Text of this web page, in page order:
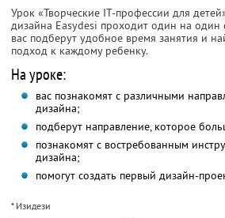
Урок «Творческие IT-профессии для
дизайна Easydesi проходит один на один
вас подберут удобное время занятия и
подход к каждому ребенку.
На уроке:
вас познакомят с различными
дизайна;
подберут направление, которое
познакомят с востребованным
дизайна;
помогут создать первый дизайн-
* Изидези